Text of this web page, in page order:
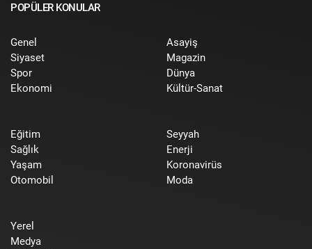
POPÜLER KONULAR
Genel
Siyaset
Spor
Ekonomi
Asayiş
Magazin
Dünya
Kültür-Sanat
Eğitim
Sağlık
Yaşam
Otomobil
Seyyah
Enerji
Koronavirüs
Moda
Yerel
Medya